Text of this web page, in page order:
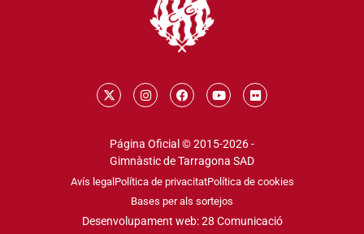
Página Oficial © 2015-2026 -
Gimnàstic de Tarragona SAD
Avís legal Política de privacitatPolítica de cookies
Bases per als sortejos
Desenvolupament web: 28 Comunicació